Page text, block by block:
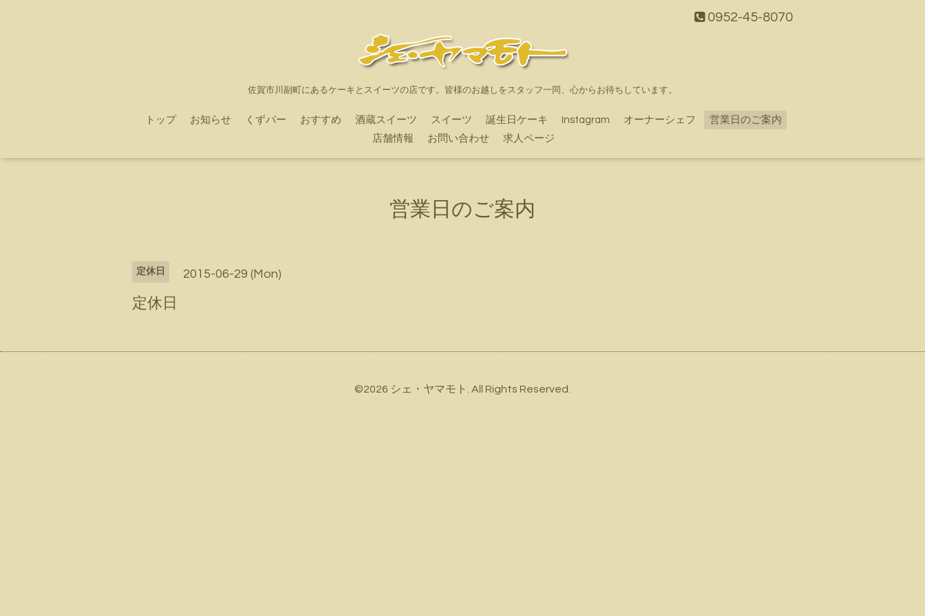
0952-45-8070
佐賀市川副町にあるケーキとスイーツの店です。皆様のお越しをスタッフ一同、心からお待ちしています。
トップ お知らせ くずバー おすすめ 酒蔵スイーツ スイーツ 誕生日ケーキ Instagram オーナーシェフ
営業日のご案内
店舗情報
お問い合わせ 求人ページ
営業日のご案内
定休日 2015-06-29 (Mon)
定休日
©2026 シェ・ヤマモト . All Rights Reserved.